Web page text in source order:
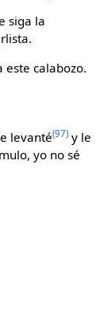
siga la
este calabozo.
levanté(97)y le
yo no sé